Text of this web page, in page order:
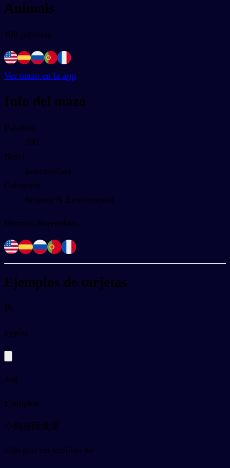
Animals
100 palabras
Ver mazo en la app
Info del mazo
Palabras
100
Nivel
Intermediate
Categoría
Science & Environment
Idiomas disponibles
Ejemplos de tarjetas
狗
pygǒu
dog
Ejemplos
小狗在睡觉呢
xiǎo gǒu zài shuìjiào ne